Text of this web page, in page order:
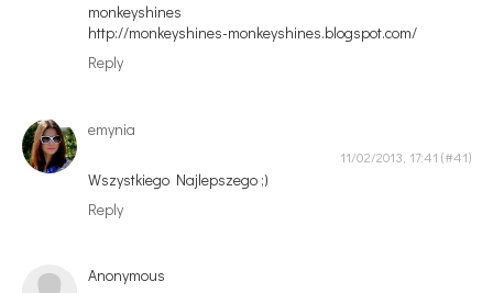
monkeyshines
http://monkeyshines-monkeyshines.blogspot.com/
Reply
emynia
11/02/2013, 17:41
Wszystkiego Najlepszego ;)
Reply
Anonymous